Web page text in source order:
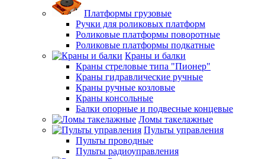
Платформы грузовые
Ручки для роликовых платформ
Роликовые платформы поворотные
Роликовые платформы подкатные
Краны и балки
Краны стреловые типа "Пионер"
Краны гидравлические ручные
Краны ручные козловые
Краны консольные
Балки опорные и подвесные концевые
Ломы такелажные
Пульты управления
Пульты проводные
Пульты радиоуправления